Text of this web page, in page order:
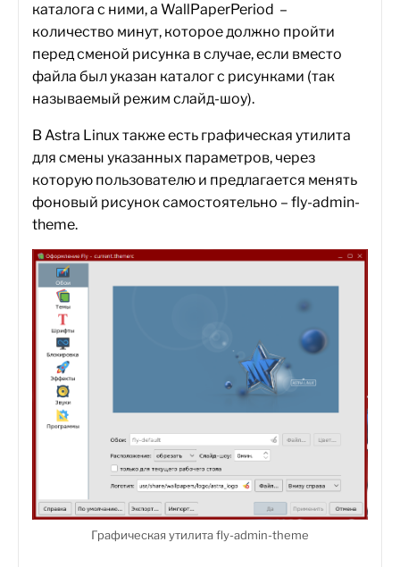
каталога с ними, а WallPaperPeriod –
количество минут, которое должно пройти
перед сменой рисунка в случае, если вместо
файла был указан каталог с рисунками (так
называемый режим слайд-шоу).
В Astra Linux также есть графическая утилита
для смены указанных параметров, через
которую пользователю и предлагается менять
фоновый рисунок самостоятельно – fly-admin-
theme.
Графическая утилита fly-admin-theme